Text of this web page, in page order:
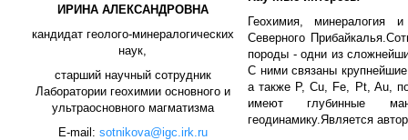
ИРИНА АЛЕКСАНДРОВНА
кандидат геолого-минералогических
наук,
старший научный сотрудник
Лаборатории геохимии основного и
ультраосновного магматизма
E-mail: sotnikova@igc.irk.ru
Геохимия, минералогия
Северного
породы - одни из
С ними связаны крупнейшие
а также P, Cu, Fe, Pt, Au,
имеют глубинные
геодинамику.Является